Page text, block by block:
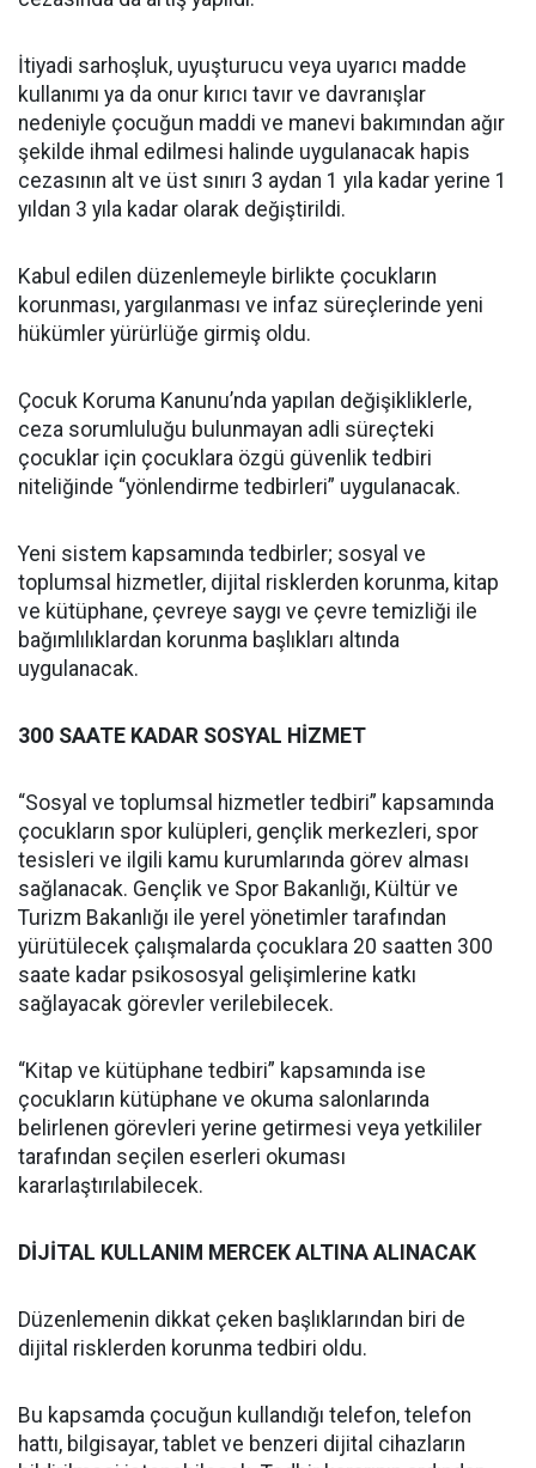
İtiyadi sarhoşluk, uyuşturucu veya uyarıcı madde
kullanımı ya da onur kırıcı tavır ve davranışlar
nedeniyle çocuğun maddi ve manevi bakımından ağır
şekilde ihmal edilmesi halinde uygulanacak hapis
cezasının alt ve üst sınırı 3 aydan 1 yıla kadar yerine 1
yıldan 3 yıla kadar olarak değiştirildi.
Kabul edilen düzenlemeyle birlikte çocukların
korunması, yargılanması ve infaz süreçlerinde yeni
hükümler yürürlüğe girmiş oldu.
Çocuk Koruma Kanunu’nda yapılan değişikliklerle,
ceza sorumluluğu bulunmayan adli süreçteki
çocuklar için çocuklara özgü güvenlik tedbiri
niteliğinde “yönlendirme tedbirleri” uygulanacak.
Yeni sistem kapsamında tedbirler; sosyal ve
toplumsal hizmetler, dijital risklerden korunma, kitap
ve kütüphane, çevreye saygı ve çevre temizliği ile
bağımlılıklardan korunma başlıkları altında
uygulanacak.
300 SAATE KADAR SOSYAL HİZMET
“Sosyal ve toplumsal hizmetler tedbiri” kapsamında
çocukların spor kulüpleri, gençlik merkezleri, spor
tesisleri ve ilgili kamu kurumlarında görev alması
sağlanacak. Gençlik ve Spor Bakanlığı, Kültür ve
Turizm Bakanlığı ile yerel yönetimler tarafından
yürütülecek çalışmalarda çocuklara 20 saatten 300
saate kadar psikososyal gelişimlerine katkı
sağlayacak görevler verilebilecek.
“Kitap ve kütüphane tedbiri” kapsamında ise
çocukların kütüphane ve okuma salonlarında
belirlenen görevleri yerine getirmesi veya yetkililer
tarafından seçilen eserleri okuması
kararlaştırılabilecek.
DİJİTAL KULLANIM MERCEK ALTINA ALINACAK
Düzenlemenin dikkat çeken başlıklarından biri de
dijital risklerden korunma tedbiri oldu.
Bu kapsamda çocuğun kullandığı telefon, telefon
hattı, bilgisayar, tablet ve benzeri dijital cihazların